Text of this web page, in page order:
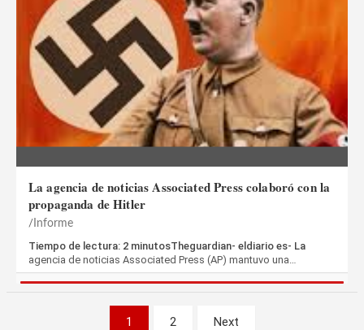
La agencia de noticias Associated Press colaboró con la
propaganda de Hitler
Informe
Tiempo de lectura: 2 minutosTheguardian- eldiario es- La
agencia de noticias Associated Press (AP) mantuvo una…
1 2 Next